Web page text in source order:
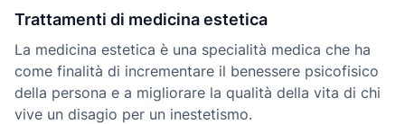
Trattamenti di medicina estetica
La medicina estetica è una specialità medica che ha
come finalità di incrementare il benessere psicofisico
della persona e a migliorare la qualità della vita di chi
vive un disagio per un inestetismo.